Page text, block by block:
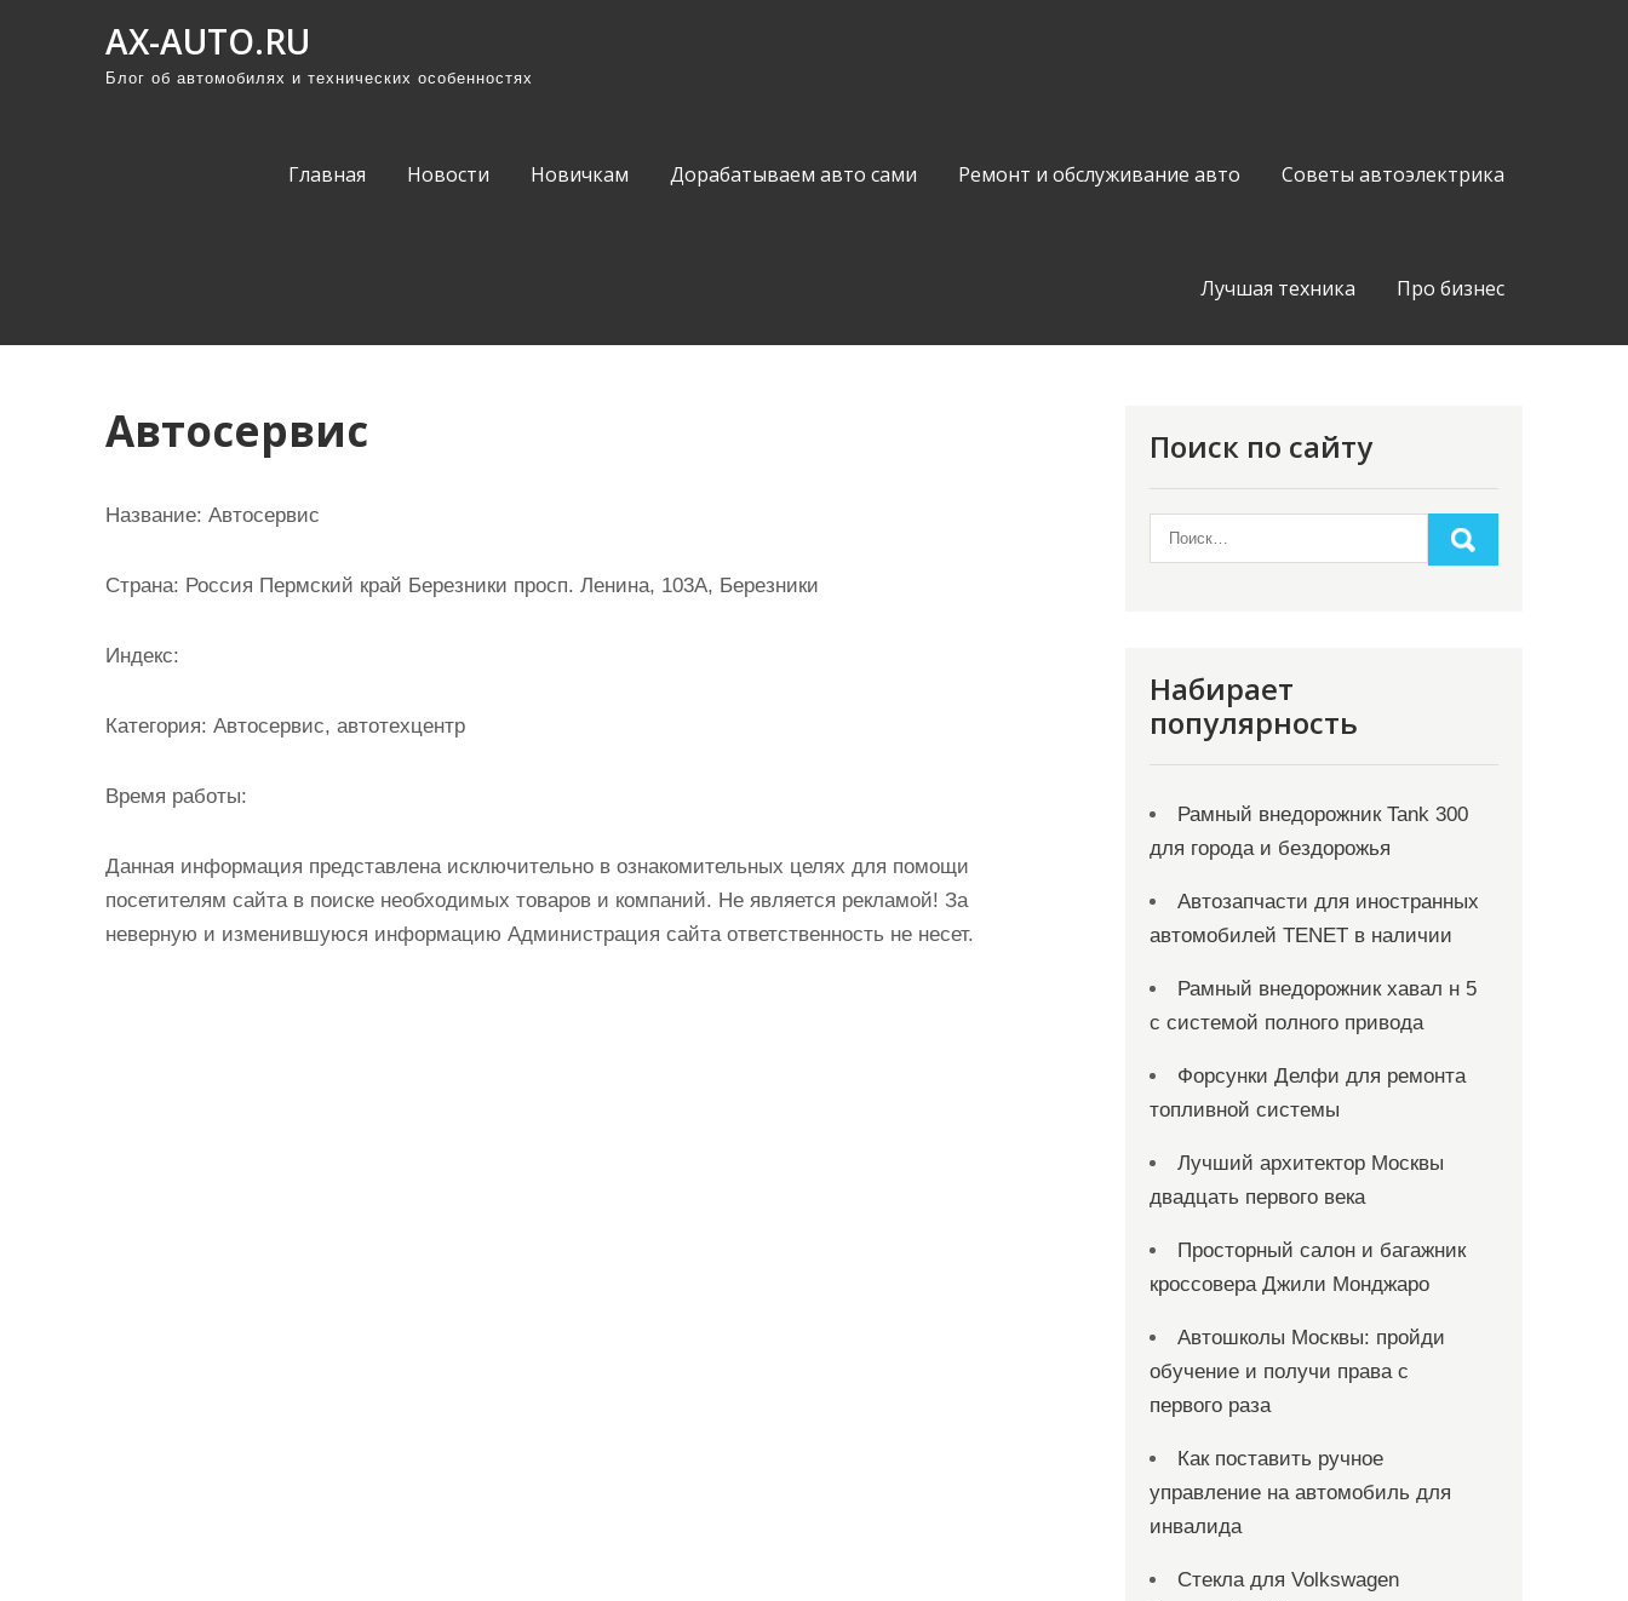
AX-AUTO.RU
Блог об автомобилях и технических особенностях
Главная Новости Новичкам Дорабатываем авто сами Ремонт и обслуживание авто Советы автоэлектрика
Лучшая техника Про бизнес
Автосервис
Название: Автосервис
Страна: Россия Пермский край Березники просп. Ленина, 103А, Березники
Индекс:
Категория: Автосервис, автотехцентр
Время работы:
Данная информация представлена исключительно в ознакомительных целях для помощи
посетителям сайта в поиске необходимых товаров и компаний. Не является рекламой! За
неверную и изменившуюся информацию Администрация сайта ответственность не несет.
Поиск по сайту
Набирает
популярность
Рамный внедорожник Tank 300
для города и бездорожья
Автозапчасти для иностранных
автомобилей TENET в наличии
Рамный внедорожник хавал н 5
с системой полного привода
Форсунки Делфи для ремонта
топливной системы
Лучший архитектор Москвы
двадцать первого века
Просторный салон и багажник
кроссовера Джили Монджаро
Автошколы Москвы: пройди
обучение и получи права с
первого раза
Как поставить ручное
управление на автомобиль для
инвалида
Стекла для Volkswagen